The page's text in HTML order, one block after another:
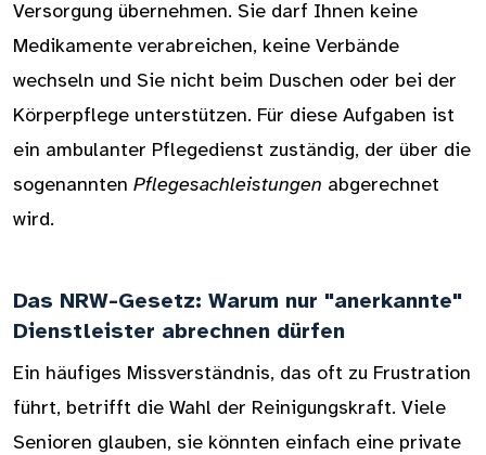
Versorgung übernehmen. Sie darf Ihnen keine
Medikamente verabreichen, keine Verbände
wechseln und Sie nicht beim Duschen oder bei der
Körperpflege unterstützen. Für diese Aufgaben ist
ein ambulanter Pflegedienst zuständig, der über die
sogenannten Pflegesachleistungen abgerechnet
wird.
Das NRW-Gesetz: Warum nur "anerkannte"
Dienstleister abrechnen dürfen
Ein häufiges Missverständnis, das oft zu Frustration
führt, betrifft die Wahl der Reinigungskraft. Viele
Senioren glauben, sie könnten einfach eine private